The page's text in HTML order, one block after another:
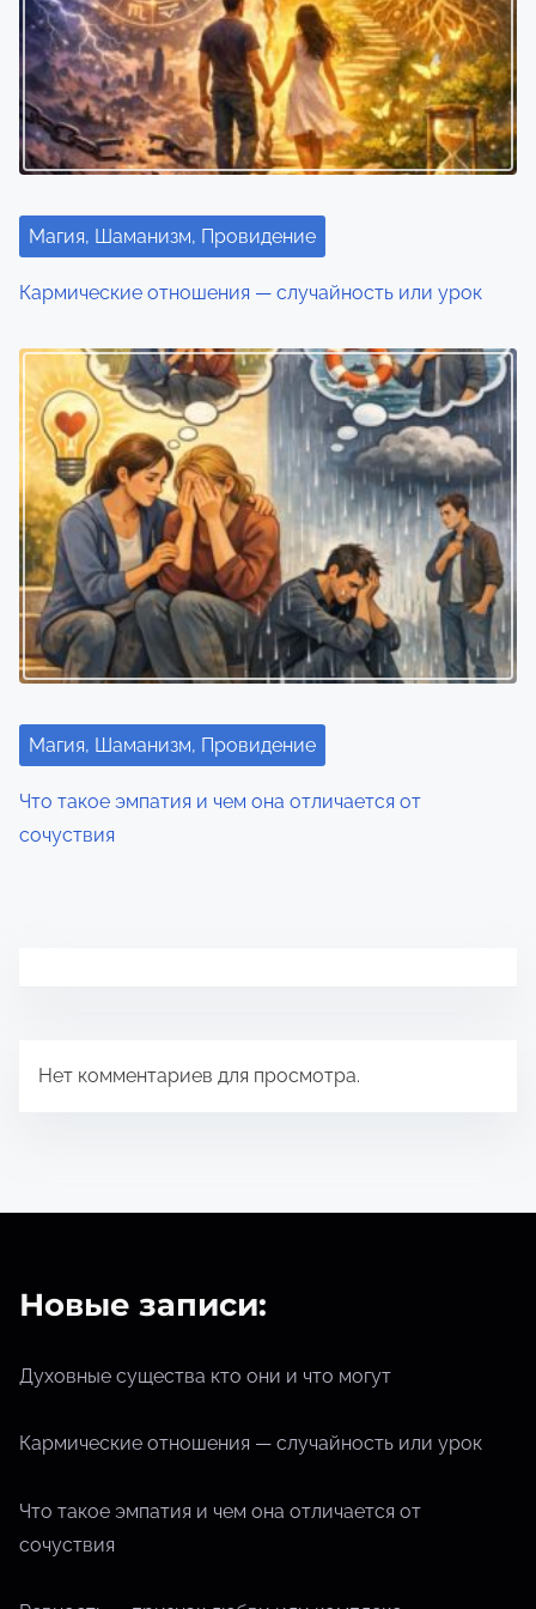
Магия, Шаманизм, Провидение
Кармические отношения — случайность или урок
Магия, Шаманизм, Провидение
Что такое эмпатия и чем она отличается от
сочуствия
Нет комментариев для просмотра.
Новые записи:
Духовные существа кто они и что могут
Кармические отношения — случайность или урок
Что такое эмпатия и чем она отличается от
сочуствия